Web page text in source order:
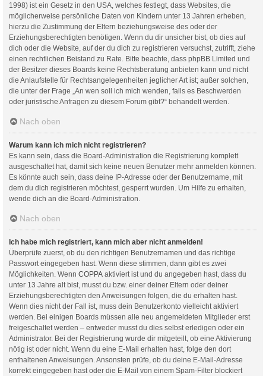
1998) ist ein Gesetz in den USA, welches festlegt, dass Websites, die
möglicherweise persönliche Daten von Kindern unter 13 Jahren erheben,
hierzu die Zustimmung der Eltern beziehungsweise des oder der
Erziehungsberechtigten benötigen. Wenn du dir unsicher bist, ob dies auf
dich oder die Website, auf der du dich zu registrieren versuchst, zutrifft, ziehe
einen rechtlichen Beistand zu Rate. Bitte beachte, dass phpBB Limited und
der Besitzer dieses Boards keine Rechtsberatung anbieten kann und nicht
die Anlaufstelle für Rechtsangelegenheiten jeglicher Art ist; außer solchen,
die unter der Frage „An wen soll ich mich wenden, falls es Beschwerden
oder juristische Anfragen zu diesem Forum gibt?“ behandelt werden.
Nach oben
Warum kann ich mich nicht registrieren?
Es kann sein, dass die Board-Administration die Registrierung komplett
ausgeschaltet hat, damit sich keine neuen Benutzer mehr anmelden können.
Es könnte auch sein, dass deine IP-Adresse oder der Benutzername, mit
dem du dich registrieren möchtest, gesperrt wurden. Um Hilfe zu erhalten,
wende dich an die Board-Administration.
Nach oben
Ich habe mich registriert, kann mich aber nicht anmelden!
Überprüfe zuerst, ob du den richtigen Benutzernamen und das richtige
Passwort eingegeben hast. Wenn diese stimmen, dann gibt es zwei
Möglichkeiten. Wenn COPPA aktiviert ist und du angegeben hast, dass du
unter 13 Jahre alt bist, musst du bzw. einer deiner Eltern oder deiner
Erziehungsberechtigten den Anweisungen folgen, die du erhalten hast.
Wenn dies nicht der Fall ist, muss dein Benutzerkonto vielleicht aktiviert
werden. Bei einigen Boards müssen alle neu angemeldeten Mitglieder erst
freigeschaltet werden – entweder musst du dies selbst erledigen oder ein
Administrator. Bei der Registrierung wurde dir mitgeteilt, ob eine Aktivierung
nötig ist oder nicht. Wenn du eine E-Mail erhalten hast, folge den dort
enthaltenen Anweisungen. Ansonsten prüfe, ob du deine E-Mail-Adresse
korrekt eingegeben hast oder die E-Mail von einem Spam-Filter blockiert